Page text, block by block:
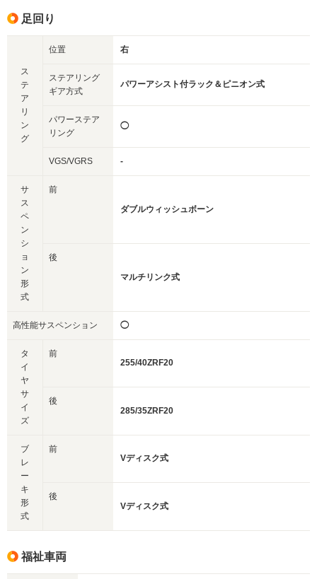
足回り
ス
テ
ア
リ
ン
グ
位置 右
ステアリング
ギア方式
パワーアシスト付ラック＆ピニオン式
パワーステア
リング
◯
VGS/VGRS -
サ
ス
ペ
ン
シ
ョ
ン
形
式
前
ダブルウィッシュボーン
後
マルチリンク式
高性能サスペンション ◯
タ
イ
ヤ
サ
イ
ズ
前
255/40ZRF20
後
285/35ZRF20
ブ
レ
ー
キ
形
式
前
Vディスク式
後
Vディスク式
福祉車両